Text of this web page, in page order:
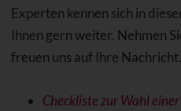
Experten kennen sich in
Ihnen gern weiter. Nehmen
freuen uns auf Ihre Nachricht.
Checkliste zur Wahl